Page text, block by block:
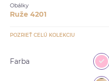
Obálky
Ruže 4201
POZRIEŤ CELÚ KOLEKCIU
Farba